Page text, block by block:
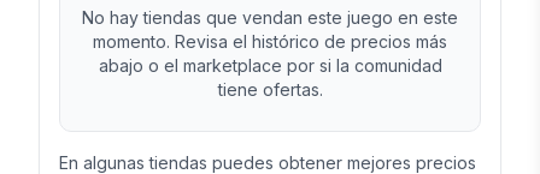
No hay tiendas que vendan este juego en este
momento. Revisa el histórico de precios más
abajo o el marketplace por si la comunidad
tiene ofertas.
En algunas tiendas puedes obtener mejores precios